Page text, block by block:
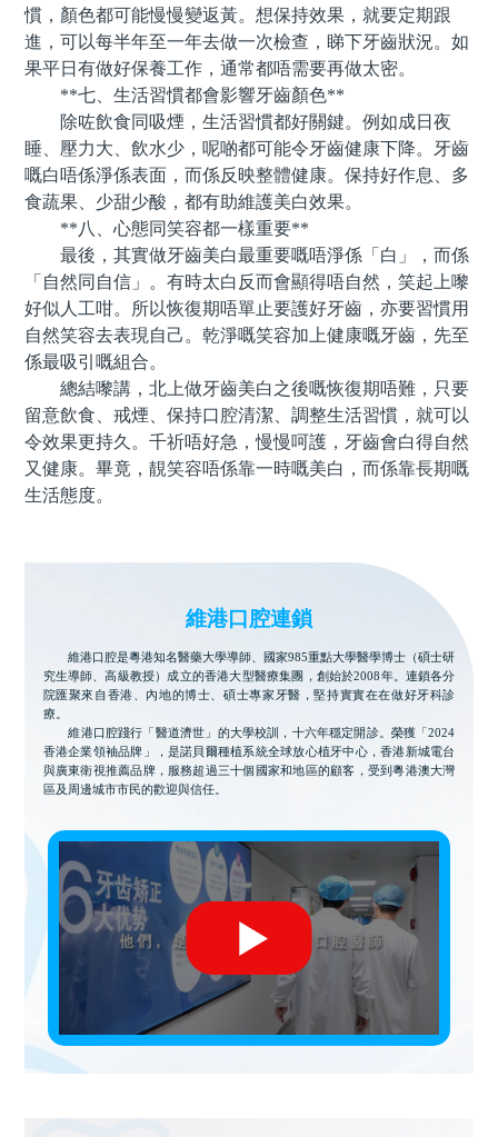
慣，顏色都可能慢慢變返黃。想保持效果，就要定期跟
進，可以每半年至一年去做一次檢查，睇下牙齒狀況。如
果平日有做好保養工作，通常都唔需要再做太密。
**七、生活習慣都會影響牙齒顏色**
除咗飲食同吸煙，生活習慣都好關鍵。例如成日夜
睡、壓力大、飲水少，呢啲都可能令牙齒健康下降。牙齒
嘅白唔係淨係表面，而係反映整體健康。保持好作息、多
食蔬果、少甜少酸，都有助維護美白效果。
**八、心態同笑容都一樣重要**
最後，其實做牙齒美白最重要嘅唔淨係「白」，而係
「自然同自信」。有時太白反而會顯得唔自然，笑起上嚟
好似人工咁。所以恢復期唔單止要護好牙齒，亦要習慣用
自然笑容去表現自己。乾淨嘅笑容加上健康嘅牙齒，先至
係最吸引嘅組合。
總結嚟講，北上做牙齒美白之後嘅恢復期唔難，只要
留意飲食、戒煙、保持口腔清潔、調整生活習慣，就可以
令效果更持久。千祈唔好急，慢慢呵護，牙齒會白得自然
又健康。畢竟，靚笑容唔係靠一時嘅美白，而係靠長期嘅
生活態度。
維港口腔連鎖
維港口腔是粵港知名醫藥大學導師、國家985重點大學醫學博士（碩士研
究生導師、高級教授）成立的香港大型醫療集團，創始於2008年。連鎖各分
院匯聚來自香港、內地的博士、碩士專家牙醫，堅持實實在在做好牙科診
療。
維港口腔踐行「醫道濟世」的大學校訓，十六年穩定開診。榮獲「2024
香港企業領袖品牌」，是諾貝爾種植系統全球放心植牙中心，香港新城電台
與廣東衛視推薦品牌，服務超過三十個國家和地區的顧客，受到粵港澳大灣
區及周邊城市市民的歡迎與信任。